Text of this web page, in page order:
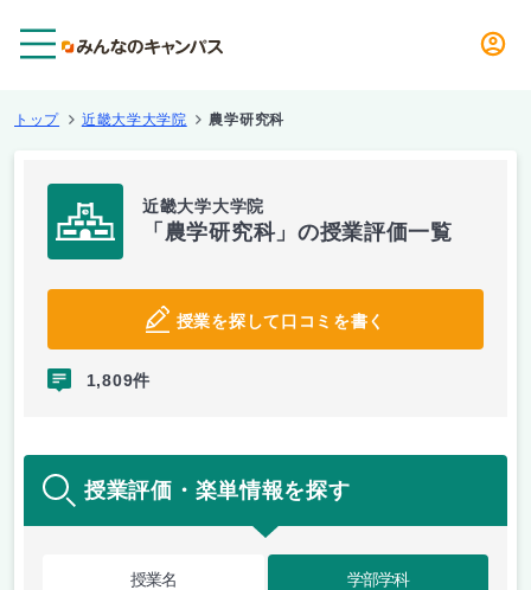
トップ 近畿大学大学院 農学研究科
近畿大学大学院
「農学研究科」の授業評価一覧
授業を探して口コミを書く
1,809件
授業評価・楽単情報を探す
授業名 学部学科